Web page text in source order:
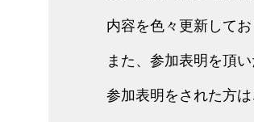
内容を色々更新して
また、参加表明を頂
参加表明をされた方